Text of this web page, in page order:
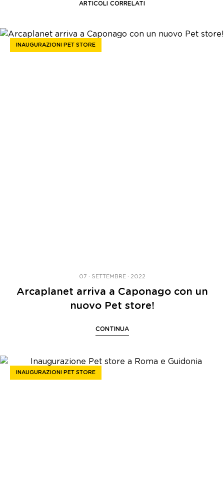
ARTICOLI CORRELATI
INAUGURAZIONI PET STORE
07 · SETTEMBRE · 2022
Arcaplanet arriva a Caponago con un
nuovo Pet store!
CONTINUA
INAUGURAZIONI PET STORE